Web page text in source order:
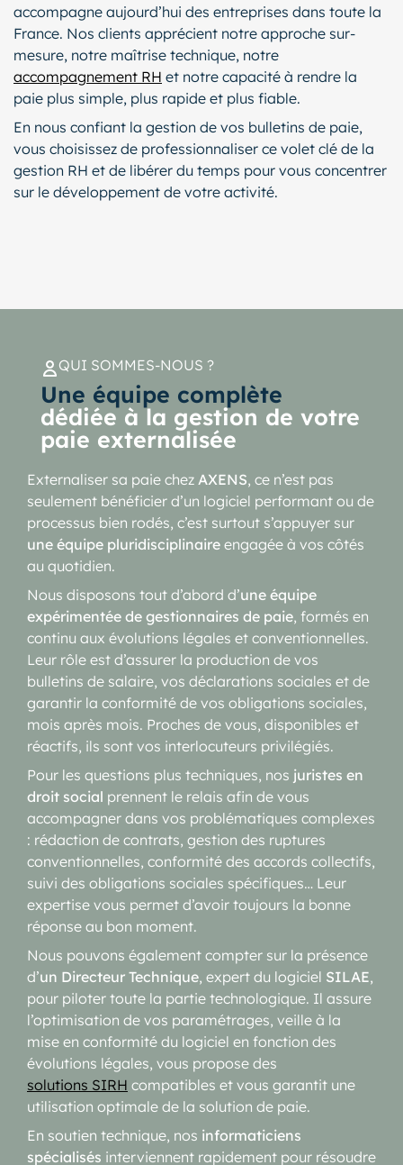
accompagne aujourd’hui des entreprises dans toute la
France. Nos clients apprécient notre approche sur-
mesure, notre maîtrise technique, notre
accompagnement RH et notre capacité à rendre la
paie plus simple, plus rapide et plus fiable.
En nous confiant la gestion de vos bulletins de paie,
vous choisissez de professionnaliser ce volet clé de la
gestion RH et de libérer du temps pour vous concentrer
sur le développement de votre activité.
QUI SOMMES-NOUS ?
Une équipe complète
dédiée à la gestion de votre
paie externalisée
Externaliser sa paie chez AXENS, ce n’est pas
seulement bénéficier d’un logiciel performant ou de
processus bien rodés, c’est surtout s’appuyer sur
une équipe pluridisciplinaire engagée à vos côtés
au quotidien.
Nous disposons tout d’abord d’une équipe
expérimentée de gestionnaires de paie, formés en
continu aux évolutions légales et conventionnelles.
Leur rôle est d’assurer la production de vos
bulletins de salaire, vos déclarations sociales et de
garantir la conformité de vos obligations sociales,
mois après mois. Proches de vous, disponibles et
réactifs, ils sont vos interlocuteurs privilégiés.
Pour les questions plus techniques, nos juristes en
droit social prennent le relais afin de vous
accompagner dans vos problématiques complexes
: rédaction de contrats, gestion des ruptures
conventionnelles, conformité des accords collectifs,
suivi des obligations sociales spécifiques… Leur
expertise vous permet d’avoir toujours la bonne
réponse au bon moment.
Nous pouvons également compter sur la présence
d’un Directeur Technique, expert du logiciel SILAE,
pour piloter toute la partie technologique. Il assure
l’optimisation de vos paramétrages, veille à la
mise en conformité du logiciel en fonction des
évolutions légales, vous propose des
solutions SIRH compatibles et vous garantit une
utilisation optimale de la solution de paie.
En soutien technique, nos informaticiens
spécialisés interviennent rapidement pour résoudre